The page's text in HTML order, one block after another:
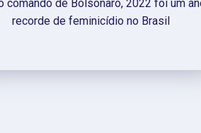
comando de Bolsonaro, 2022 foi um
recorde de feminicídio no Brasil